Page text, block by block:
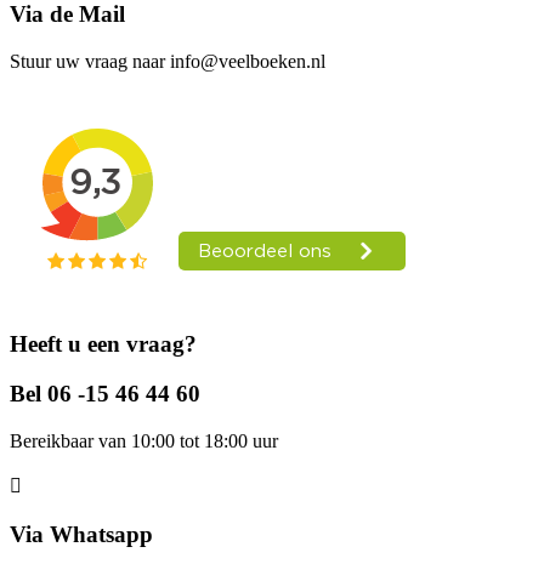
Via de Mail
Stuur uw vraag naar info@veelboeken.nl
Heeft u een vraag?
Bel 06 -15 46 44 60
Bereikbaar van 10:00 tot 18:00 uur
Via Whatsapp